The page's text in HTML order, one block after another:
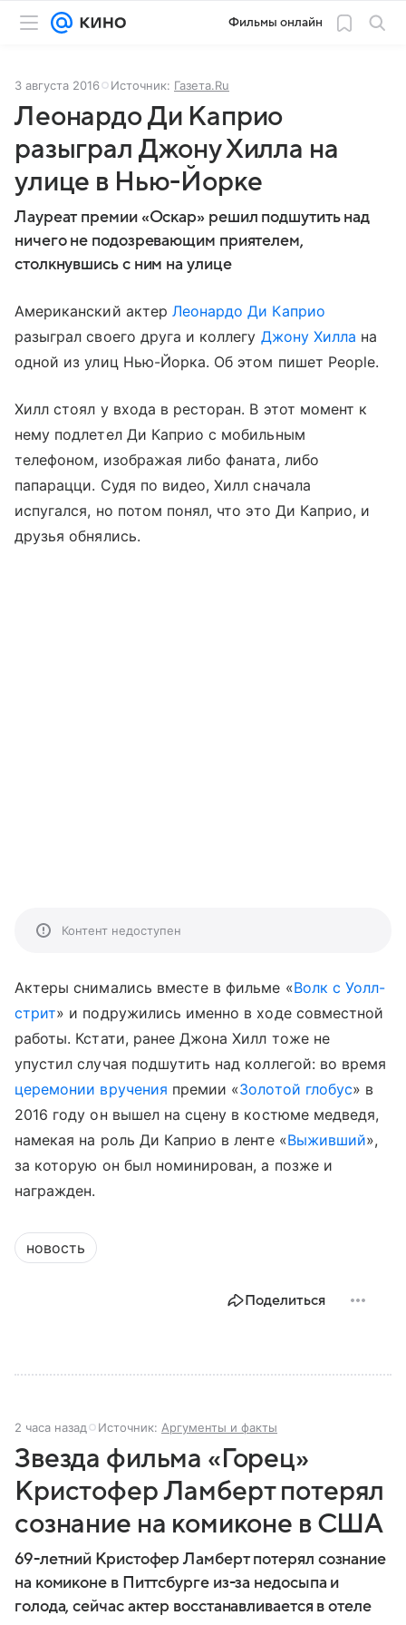
Фильмы онлайн
3 августа 2016 Источник: Газета.Ru
Леонардо Ди Каприо
разыграл Джону Хилла на
улице в Нью-Йорке
Лауреат премии «Оскар» решил подшутить над
ничего не подозревающим приятелем,
столкнувшись с ним на улице
Американский актер Леонардо Ди Каприо
разыграл своего друга и коллегу Джону Хилла на
одной из улиц Нью-Йорка. Об этом пишет People.
Хилл стоял у входа в ресторан. В этот момент к
нему подлетел Ди Каприо с мобильным
телефоном, изображая либо фаната, либо
папарацци. Судя по видео, Хилл сначала
испугался, но потом понял, что это Ди Каприо, и
друзья обнялись.
Контент недоступен
Актеры снимались вместе в фильме «Волк с Уолл-
стрит» и подружились именно в ходе совместной
работы. Кстати, ранее Джона Хилл тоже не
упустил случая подшутить над коллегой: во время
церемонии вручения премии «Золотой глобус» в
2016 году он вышел на сцену в костюме медведя,
намекая на роль Ди Каприо в ленте «Выживший»,
за которую он был номинирован, а позже и
награжден.
новость
Поделиться
2 часа назад Источник: Аргументы и факты
Звезда фильма «Горец»
Кристофер Ламберт потерял
сознание на комиконе в США
69-летний Кристофер Ламберт потерял сознание
на комиконе в Питтсбурге из-за недосыпа и
голода, сейчас актер восстанавливается в отеле